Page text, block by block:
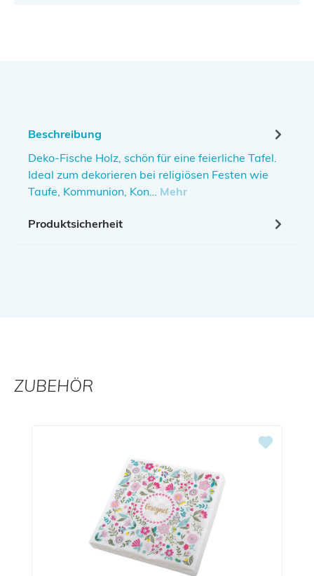
Beschreibung
Deko-Fische Holz, schön für eine feierliche Tafel.
Ideal zum dekorieren bei religiösen Festen wie
Taufe, Kommunion, Kon… Mehr
Produktsicherheit
ZUBEHÖR